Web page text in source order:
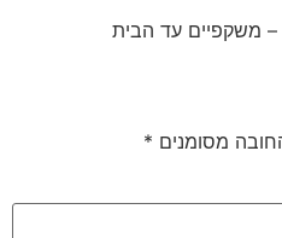
מסומנים *